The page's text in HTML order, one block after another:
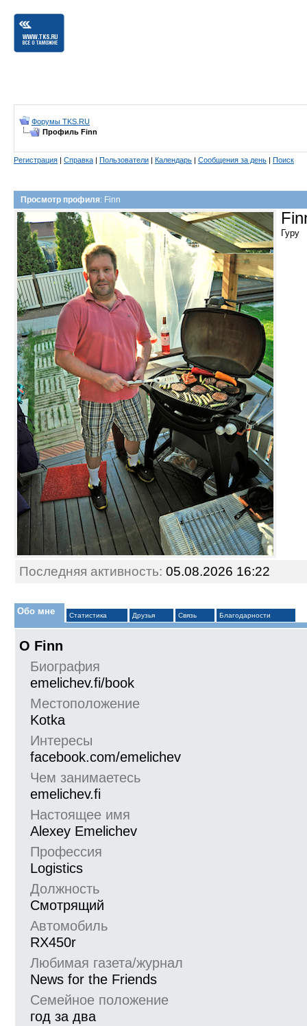
Форумы TKS.RU
Профиль Finn
Регистрация | Справка | Пользователи | Календарь | Сообщения за день | Поиск
Просмотр профиля: Finn
Гуру
Последняя активность: 05.08.2026 16:22
Обо мне Статистика Друзья Связь Благодарности
О Finn
Биография
emelichev.fi/book
Местоположение
Kotka
Интересы
facebook.com/emelichev
Чем занимаетесь
emelichev.fi
Настоящее имя
Alexey Emelichev
Профессия
Logistics
Должность
Смотрящий
Автомобиль
RX450r
Любимая газета/журнал
News for the Friends
Семейное положение
год за два